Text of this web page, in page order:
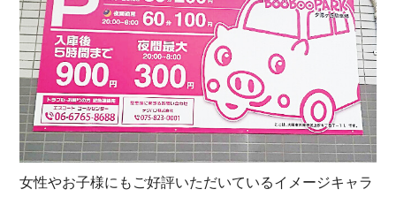
女性やお子様にもご好評いただいているイメージキャラ